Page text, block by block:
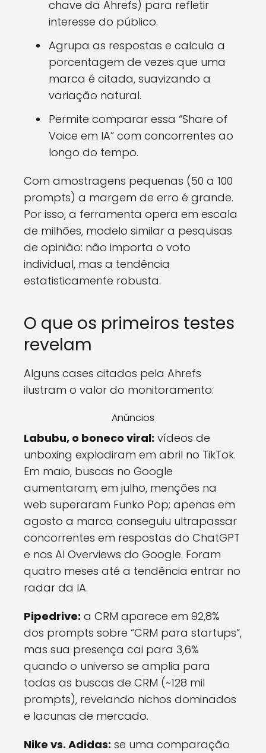
chave da Ahrefs) para refletir
interesse do público.
Agrupa as respostas e calcula a
porcentagem de vezes que uma
marca é citada, suavizando a
variação natural.
Permite comparar essa “Share of
Voice em IA” com concorrentes ao
longo do tempo.
Com amostragens pequenas (50 a 100
prompts) a margem de erro é grande.
Por isso, a ferramenta opera em escala
de milhões, modelo similar a pesquisas
de opinião: não importa o voto
individual, mas a tendência
estatisticamente robusta.
O que os primeiros testes
revelam
Alguns cases citados pela Ahrefs
ilustram o valor do monitoramento:
Anúncios
Labubu, o boneco viral: vídeos de
unboxing explodiram em abril no TikTok.
Em maio, buscas no Google
aumentaram; em julho, menções na
web superaram Funko Pop; apenas em
agosto a marca conseguiu ultrapassar
concorrentes em respostas do ChatGPT
e nos AI Overviews do Google. Foram
quatro meses até a tendência entrar no
radar da IA.
Pipedrive: a CRM aparece em 92,8%
dos prompts sobre “CRM para startups”,
mas sua presença cai para 3,6%
quando o universo se amplia para
todas as buscas de CRM (~128 mil
prompts), revelando nichos dominados
e lacunas de mercado.
Nike vs. Adidas: se uma comparação